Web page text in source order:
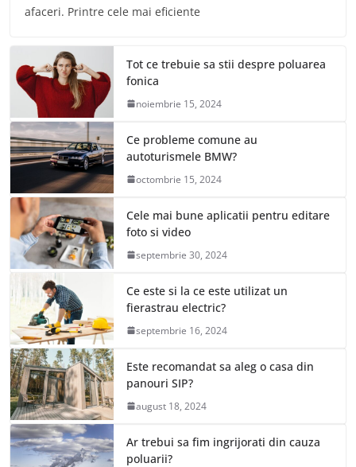
afaceri. Printre cele mai eficiente
Tot ce trebuie sa stii despre poluarea
fonica
noiembrie 15, 2024
Ce probleme comune au
autoturismele BMW?
octombrie 15, 2024
Cele mai bune aplicatii pentru editare
foto si video
septembrie 30, 2024
Ce este si la ce este utilizat un
fierastrau electric?
septembrie 16, 2024
Este recomandat sa aleg o casa din
panouri SIP?
august 18, 2024
Ar trebui sa fim ingrijorati din cauza
poluarii?